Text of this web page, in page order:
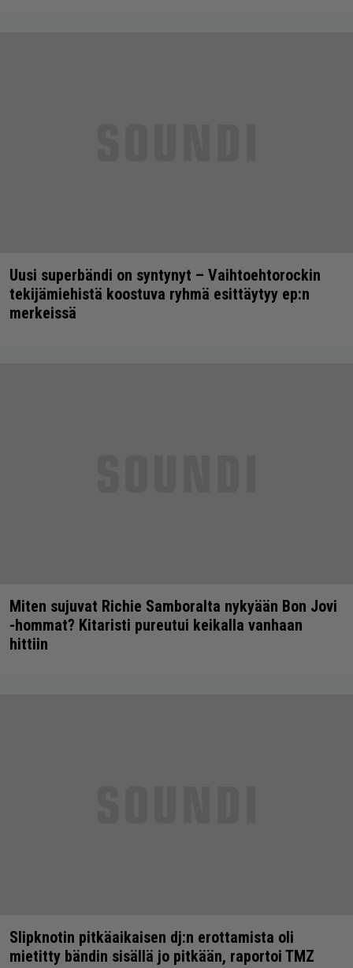
Uusi superbändi on syntynyt – Vaihtoehtorockin
tekijämiehistä koostuva ryhmä esittäytyy ep:n
merkeissä
Miten sujuvat Richie Samboralta nykyään Bon Jovi
-hommat? Kitaristi pureutui keikalla vanhaan
hittiin
Slipknotin pitkäaikaisen dj:n erottamista oli
mietitty bändin sisällä jo pitkään, raportoi TMZ